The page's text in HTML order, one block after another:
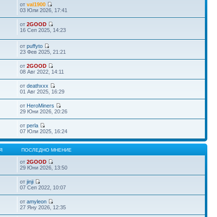
отval1900
03 Юли 2026, 17:41
от2GOOD
16 Сеп 2025, 14:23
отpuffyto
23 Фев 2025, 21:21
от2GOOD
08 Авг 2022, 14:11
отdeathxxx
01 Авг 2025, 16:29
от HeroMiners
29 Юни 2026, 20:26
отperla
07 Юли 2025, 16:24
ПОСЛЕДНО МНЕНИЕ
от2GOOD
29 Юни 2026, 13:50
отjinji
07 Сеп 2022, 10:07
отamyleon
27 Яну 2026, 12:35